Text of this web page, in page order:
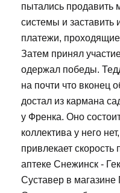
пытались
системы и заставить
платежи,
Затем принял
одержал победы.
на почти что вконец
достал из кармана
у Френка. Оно
коллектива у него
привлекает
аптеке Снежинск -
Суставер в магазине